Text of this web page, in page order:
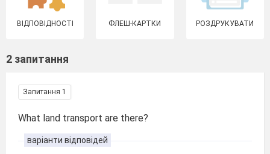
ВІДПОВІДНОСТІ ФЛЕШ-КАРТКИ РОЗДРУКУВАТИ
2 запитання
Запитання 1
What land transport are there?
варіанти відповідей